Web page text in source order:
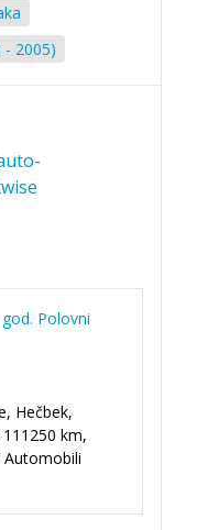
- 2005)
Polovni
Hečbek,
km,
Automobili